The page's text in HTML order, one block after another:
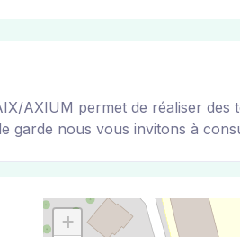
AXIUM permet de réaliser
garde nous vous invitons à
+